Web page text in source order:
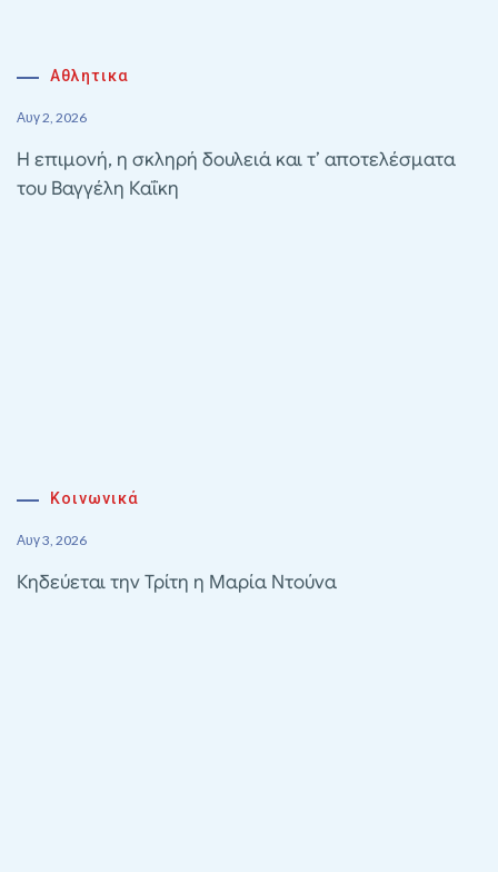
Αθλητικα
Αυγ 2, 2026
Η επιμονή, η σκληρή δουλειά και τ’ αποτελέσματα
του Βαγγέλη Καΐκη
Κοινωνικά
Αυγ 3, 2026
Κηδεύεται την Τρίτη η Μαρία Ντούνα